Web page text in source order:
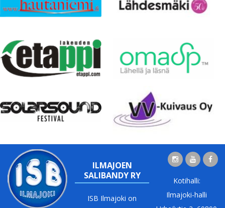
ILMAJOEN
SALIBANDY RY
ISB Ilmajoki on
Kotihalli:
Ilmajoki-halli